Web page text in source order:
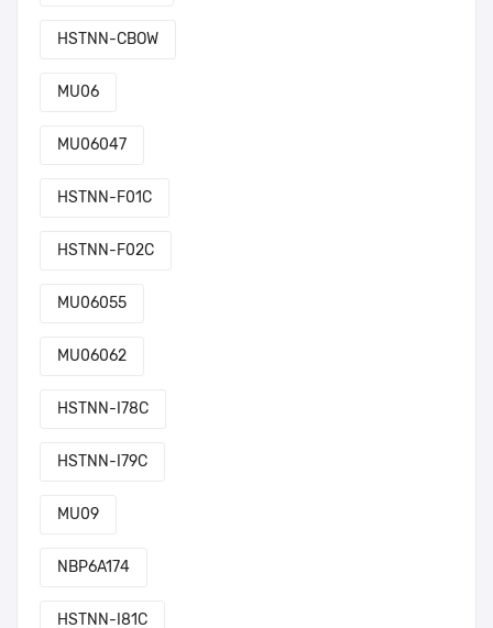
HSTNN-CBOW
MU06
MU06047
HSTNN-F01C
HSTNN-F02C
MU06055
MU06062
HSTNN-I78C
HSTNN-I79C
MU09
NBP6A174
HSTNN-I81C